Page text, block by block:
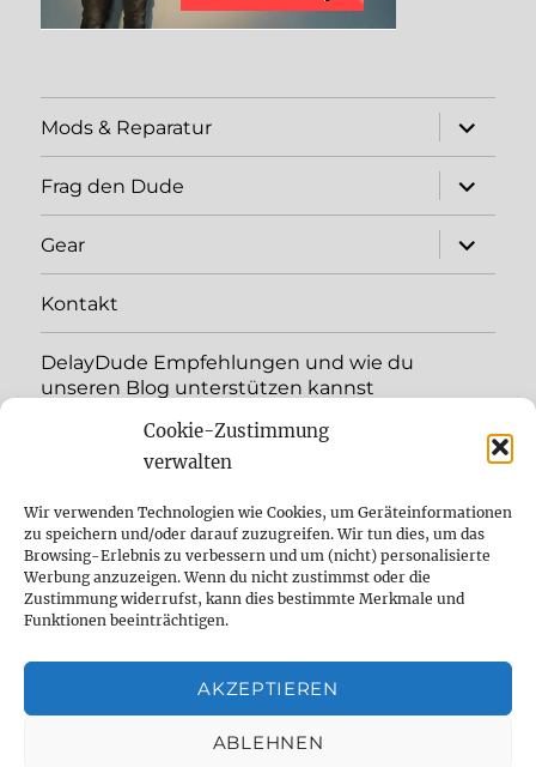
Cookie-Zustimmung
verwalten
Wir verwenden Technologien wie Cookies, um Geräteinformationen
zu speichern und/oder darauf zuzugreifen. Wir tun dies, um das
Browsing-Erlebnis zu verbessern und um (nicht) personalisierte
Werbung anzuzeigen. Wenn du nicht zustimmst oder die
Zustimmung widerrufst, kann dies bestimmte Merkmale und
Funktionen beeinträchtigen.
AKZEPTIEREN
ABLEHNEN
Mods & Reparatur
expand
child
menu
Frag den Dude
expand
child
menu
Gear
expand
child
menu
Kontakt
DelayDude Empfehlungen und wie du
unseren Blog unterstützen kannst
expand
child
YouTube
Instagram
Feed
Cookie Policy (EU)